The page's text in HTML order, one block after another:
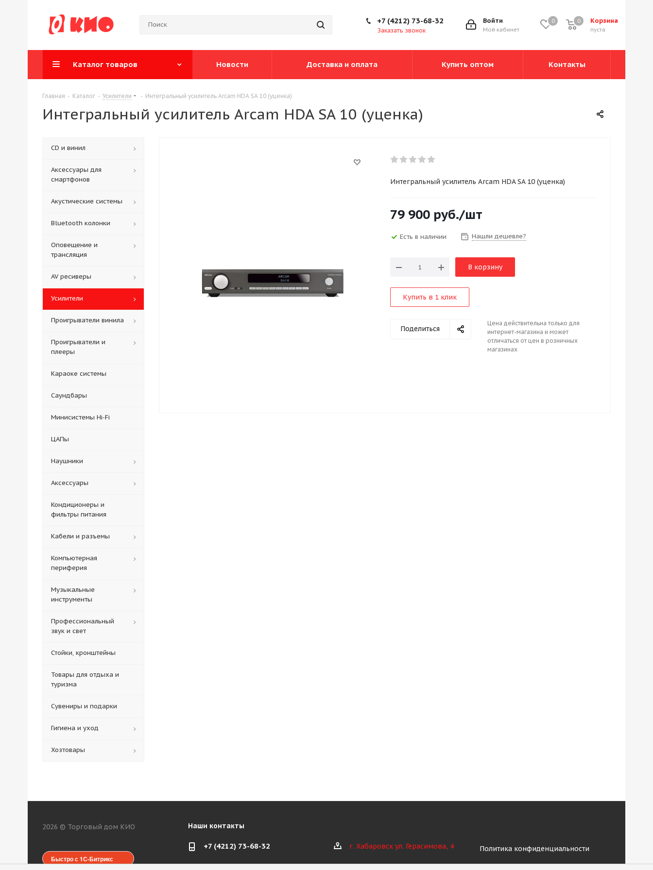
0 Корзина
0
пуста
0
Войти
Мой кабинет
+7 (4212) 73-68-32
Заказать звонок
Каталог товаров Новости Доставка и оплата Купить оптом Контакты
Главная - Каталог - Усилители - Интегральный усилитель Arcam HDA SA 10 (уценка)
Интегральный усилитель Arcam HDA SA 10 (уценка)
Интегральный усилитель Arcam HDA SA 10 (уценка)
79 900 руб./шт
Есть в наличии Нашли дешевле?
В корзину
Купить в 1 клик
Поделиться
Цена действительна только для
интернет-магазина и может
отличаться от цен в розничных
магазинах
CD и винил
Аксессуары для
смартфонов
Акустические системы
Bluetooth колонки
Оповещение и
трансляция
AV ресиверы
Усилители
Проигрыватели винила
Проигрыватели и
плееры
Караоке системы
Саундбары
Минисистемы Hi-Fi
ЦАПы
Наушники
Аксессуары
Кондиционеры и
фильтры питания
Кабели и разъемы
Компьютерная
периферия
Музыкальные
инструменты
Профессиональный
звук и свет
Стойки, кронштейны
Товары для отдыха и
туризма
Сувениры и подарки
Гигиена и уход
Хозтовары
2026 © Торговый дом КИО
Быстро с 1С-Битрикс
Наши контакты
+7 (4212) 73-68-32 г. Хабаровск ул. Герасимова, 4 Политика конфиденциальности